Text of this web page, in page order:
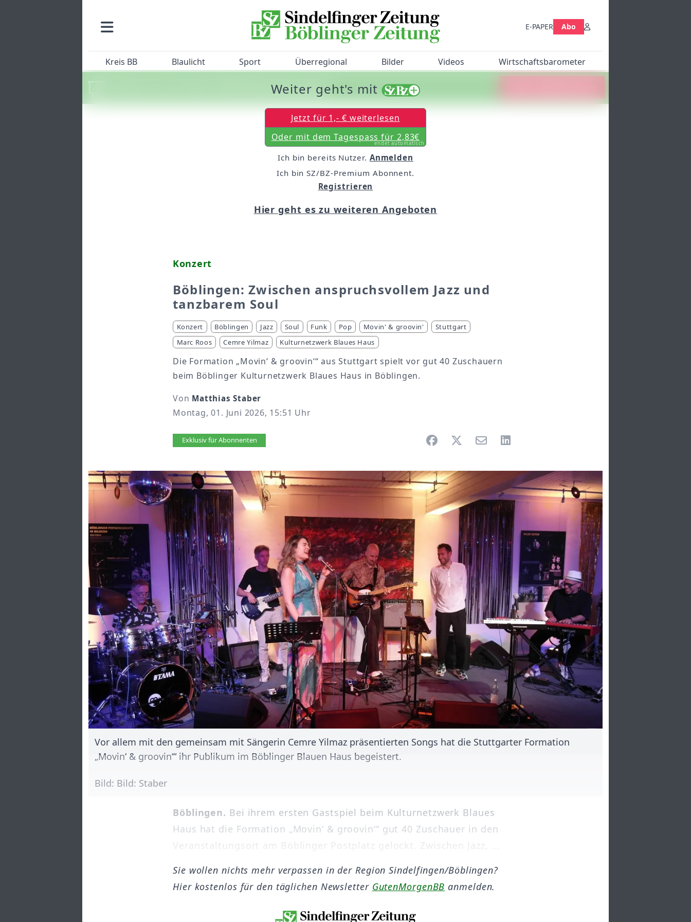
E-PAPER Abo
Kreis BB Blaulicht Sport Überregional Bilder Videos Wirtschaftsbarometer
Machen Sie mit beim SZ/BZ-Bürgerbarometer!
Konzert
Böblingen: Zwischen anspruchsvollem Jazz und
tanzbarem Soul
Konzert Böblingen Jazz Soul Funk Pop Movin' & groovin'
Stuttgart
Marc Roos
Cemre Yilmaz Kulturnetzwerk Blaues Haus
Die Formation „Movin‘ & groovin‘“ aus Stuttgart spielt vor gut 40 Zuschauern
beim Böblinger Kulturnetzwerk Blaues Haus in Böblingen.
Von Matthias Staber
Montag, 01. Juni 2026, 15:51 Uhr
Artikel vorlesen
Exklusiv für Abonnenten
Vor allem mit den gemeinsam mit Sängerin Cemre Yilmaz präsentierten Songs hat die Stuttgarter Formation
„Movin‘ & groovin‘“ ihr Publikum im Böblinger Blauen Haus begeistert.
Bild: Bild: Staber
Böblingen. Bei ihrem ersten Gastspiel beim Kulturnetzwerk Blaues
Haus hat die Formation „Movin‘ & groovin‘“ gut 40 Zuschauer in den
Veranstaltungsort am Böblinger Postplatz gelockt. Zwischen Jazz, ...
Weiter geht's mit
Jetzt für 1,- € weiterlesen
Oder mit dem Tagespass für 2,83€
endet automatisch
Ich bin bereits Nutzer. Anmelden
Ich bin SZ/BZ-Premium Abonnent.
Registrieren
Hier geht es zu weiteren Angeboten
Sie wollen nichts mehr verpassen in der Region Sindelfingen/Böblingen?
Hier kostenlos für den täglichen Newsletter GutenMorgenBB anmelden.